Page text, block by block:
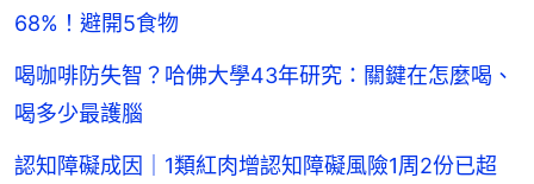
68%！避開5食物
喝咖啡防失智？哈佛大學43年研究：關鍵在怎麼喝、
喝多少最護腦
認知障礙成因｜1類紅肉增認知障礙風險1周2份已超